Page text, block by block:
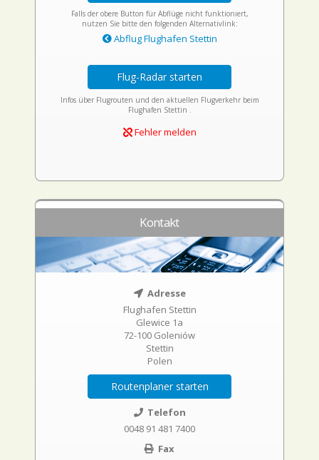
Falls der obere Button für Abflüge nicht funktioniert,
nutzen Sie bitte den folgenden Alternativlink:
Abflug Flughafen Stettin
Flug-Radar starten
Infos über Flugrouten und den aktuellen Flugverkehr beim
Flughafen Stettin .
Fehler melden
Kontakt
Adresse
Flughafen Stettin
Glewice 1a
72-100 Goleniów
Stettin
Polen
Routenplaner starten
Telefon
0048 91 481 7400
Fax